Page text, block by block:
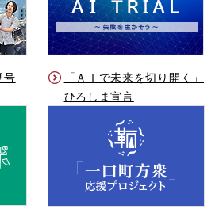
号
「ＡＩで未来を切り開く」
ひろしま宣言